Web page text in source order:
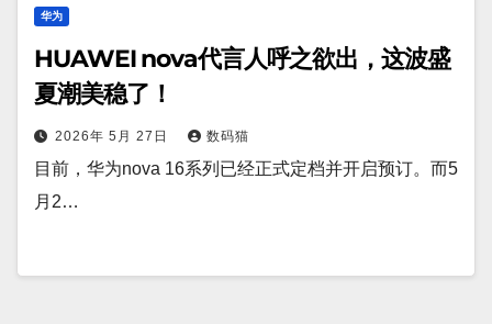
华为
HUAWEI nova代言人呼之欲出，这波盛
夏潮美稳了！
2026年 5月 27日 数码猫
目前，华为nova 16系列已经正式定档并开启预订。而5
月2…